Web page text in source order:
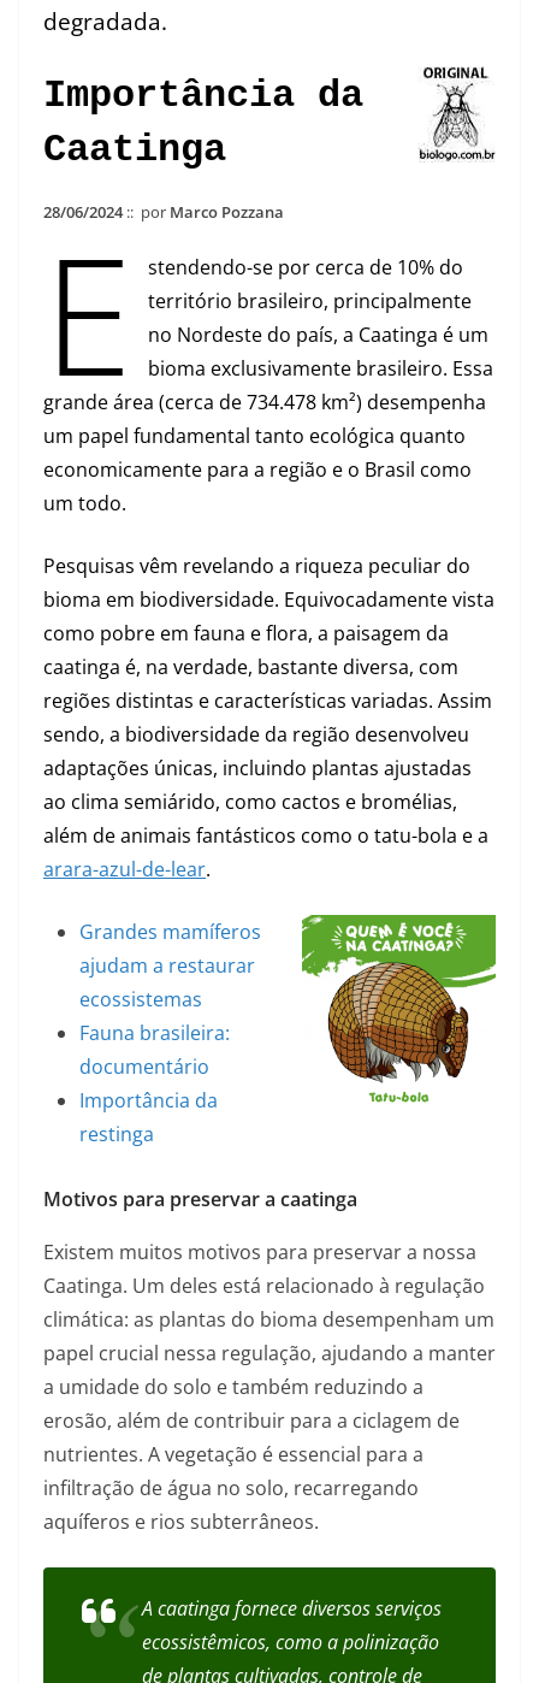
degradada.
Importância da
Caatinga
28/06/2024:: por Marco Pozzana
E
stendendo-se por cerca de 10% do
território brasileiro, principalmente
no Nordeste do país, a Caatinga é um
bioma exclusivamente brasileiro. Essa
grande área (cerca de 734.478 km²) desempenha
um papel fundamental tanto ecológica quanto
economicamente para a região e o Brasil como
um todo.
Pesquisas vêm revelando a riqueza peculiar do
bioma em biodiversidade. Equivocadamente vista
como pobre em fauna e flora, a paisagem da
caatinga é, na verdade, bastante diversa, com
regiões distintas e características variadas. Assim
sendo, a biodiversidade da região desenvolveu
adaptações únicas, incluindo plantas ajustadas
ao clima semiárido, como cactos e bromélias,
além de animais fantásticos como o tatu-bola e a
arara-azul-de-lear.
Grandes mamíferos
ajudam a restaurar
ecossistemas
Fauna brasileira:
documentário
Importância da
restinga
Motivos para preservar a caatinga
Existem muitos motivos para preservar a nossa
Caatinga. Um deles está relacionado à regulação
climática: as plantas do bioma desempenham um
papel crucial nessa regulação, ajudando a manter
a umidade do solo e também reduzindo a
erosão, além de contribuir para a ciclagem de
nutrientes. A vegetação é essencial para a
infiltração de água no solo, recarregando
aquíferos e rios subterrâneos.
A caatinga fornece diversos serviços
ecossistêmicos, como a polinização
de plantas cultivadas, controle de